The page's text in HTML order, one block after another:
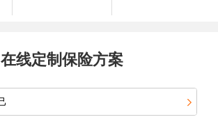
在线定制保险方案